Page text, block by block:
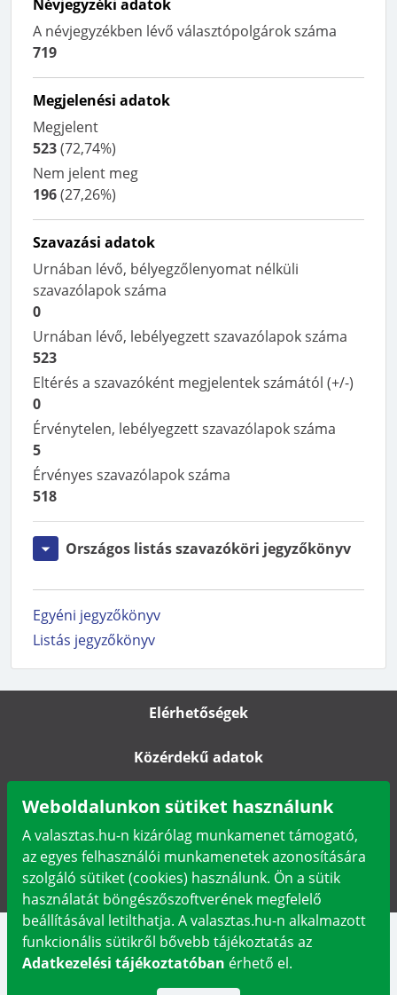
Névjegyzéki adatok
A névjegyzékben lévő választópolgárok száma
719
Megjelenési adatok
Megjelent
523(72,74%)
Nem jelent meg
196(27,26%)
Szavazási adatok
Urnában lévő, bélyegzőlenyomat nélküli
szavazólapok száma
0
Urnában lévő, lebélyegzett szavazólapok száma
523
Eltérés a szavazóként megjelentek számától (+/-)
0
Érvénytelen, lebélyegzett szavazólapok száma
5
Érvényes szavazólapok száma
518
Országos listás szavazóköri jegyzőkönyv
Egyéni jegyzőkönyv
Listás jegyzőkönyv
Elérhetőségek
Közérdekű adatok
Impresszum
Karrier
Adatkezelési tájékoztató
Weboldalunkon sütiket használunk
A valasztas.hu-n kizárólag munkamenet támogató,
az egyes felhasználói munkamenetek azonosítására
szolgáló sütiket (cookies) használunk. Ön a sütik
használatát böngészőszoftverének megfelelő
beállításával letilthatja. A valasztas.hu-n alkalmazott
funkcionális sütikről bővebb tájékoztatás az
Adatkezelési tájékoztatóban érhető el.